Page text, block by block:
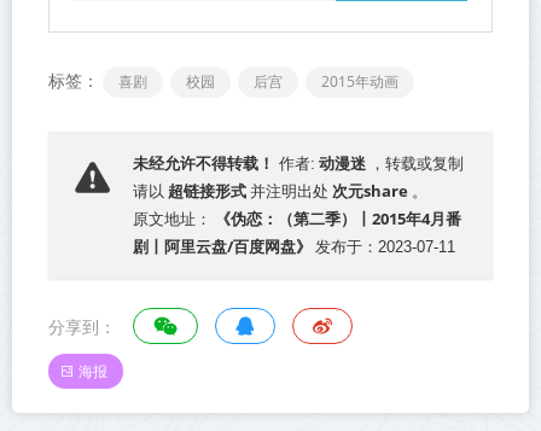
标签： 喜剧 校园 后宫 2015年动画
未经允许不得转载！ 作者: 动漫迷 ，转载或复制
请以 超链接形式 并注明出处 次元share 。
原文地址：
《伪恋：（第二季）丨2015年4月番
剧丨阿里云盘/百度网盘》
发布于：2023-07-11
分享到：
海报